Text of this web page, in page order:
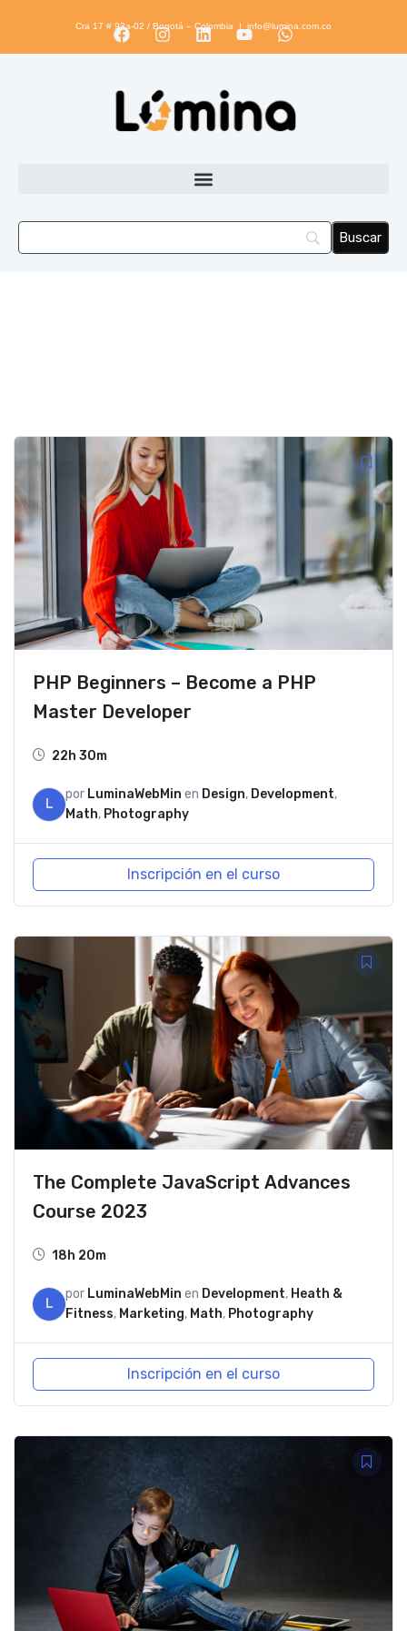
Cra 17 # 93a-02 / Bogotá – Colombia | info@lumina.com.co
PHP Beginners – Become a PHP
Master Developer
22h 30m
L
por LuminaWebMin en Design, Development,
Math, Photography
Inscripción en el curso
The Complete JavaScript Advances
Course 2023
18h 20m
L
por LuminaWebMin en Development, Heath &
Fitness, Marketing, Math, Photography
Inscripción en el curso